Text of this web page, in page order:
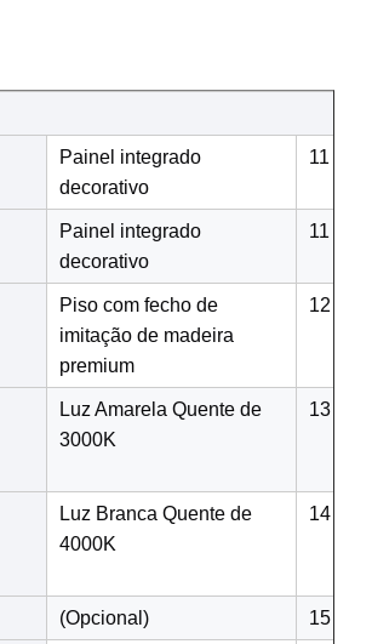
Painel integrado
decorativo
11
Painel integrado
decorativo
11
Piso com fecho de
imitação de madeira
premium
12
Luz Amarela Quente de
3000K
13
Luz Branca Quente de
4000K
14
(Opcional) 15